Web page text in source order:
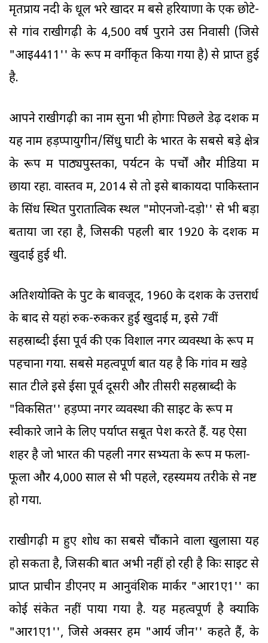
मृतप्राय नदी के धूल भरे खादर में बसे हरियाणा के एक छोटे-
से गांव राखीगढ़ी के 4,500 वर्ष पुराने उस निवासी (जिसे
"आइ4411'' के रूप में वर्गीकृत किया गया है) से प्राप्त हुई
है.
आपने राखीगढ़ी का नाम सुना भी होगाः पिछले डेढ़ दशक में
यह नाम हड़प्पायुगीन/सिंधु घाटी के भारत के सबसे बड़े क्षेत्र
के रूप में पाठ्यपुस्तकों, पर्यटन के पर्चों और मीडिया में
छाया रहा. वास्तव में, 2014 से तो इसे बाकायदा पाकिस्तान
के सिंध स्थित पुरातात्विक स्थल "मोएनजो-दड़ो'' से भी बड़ा
बताया जा रहा है, जिसकी पहली बार 1920 के दशक में
खुदाई हुई थी.
अतिशयोक्ति के पुट के बावजूद, 1960 के दशक के उत्तरार्ध
के बाद से यहां रुक-रुककर हुई खुदाई में, इसे 7वीं
सहस्राब्दी ईसा पूर्व की एक विशाल नगर व्यवस्था के रूप में
पहचाना गया. सबसे महत्वपूर्ण बात यह है कि गांव में खड़े
सात टीले इसे ईसा पूर्व दूसरी और तीसरी सहस्राब्दी के
"विकसित'' हड़प्पा नगर व्यवस्था की साइट के रूप में
स्वीकारे जाने के लिए पर्याप्त सबूत पेश करते हैं. यह ऐसा
शहर है जो भारत की पहली नगर सभ्यता के रूप में फला-
फूला और 4,000 साल से भी पहले, रहस्यमय तरीके से नष्ट
हो गया.
राखीगढ़ी में हुए शोध का सबसे चौंकाने वाला खुलासा यह
हो सकता है, जिसकी बात अभी नहीं हो रही है किः साइट से
प्राप्त प्राचीन डीएनए में आनुवंशिक मार्कर "आर1ए1'' का
कोई संकेत नहीं पाया गया है. यह महत्वपूर्ण है क्योंकि
"आर1ए1'', जिसे अक्सर हम "आर्य जीन'' कहते हैं, के